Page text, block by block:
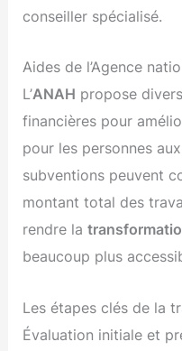
conseiller spécialisé.
Aides de l’Agence
L’ANAH propose
financières pour
pour les personnes
subventions peuvent
montant total des
rendre la
beaucoup plus
Les étapes clés de la
Évaluation initiale et